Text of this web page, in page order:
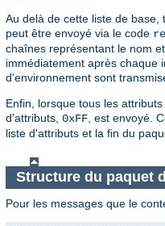
Au delà de cette liste de
peut être envoyé via le code
chaînes représentant le nom
immédiatement après chaque
d'environnement sont
Enfin, lorsque tous les
d'attributs, 0xFF , est envoyé.
liste d'attributs et la fin du
Structure du paquet
Pour les messages que le